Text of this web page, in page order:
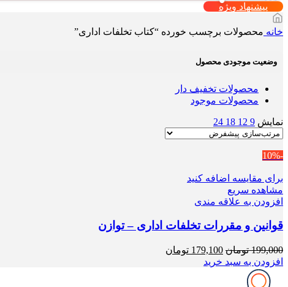
پیشنهاد ویژه
خانه محصولات برچسب خورده “کتاب تخلفات اداری”
وضعیت موجودی محصول
محصولات تخفیف دار
محصولات موجود
نمایش 9
12
18
24
-10%
برای مقایسه اضافه کنید
مشاهده سریع
افزودن به علاقه مندی
قوانین و مقررات تخلفات اداری – توازن
199,000 تومان قیمت
اصلی
179,100 تومان
افزودن به سبد خرید